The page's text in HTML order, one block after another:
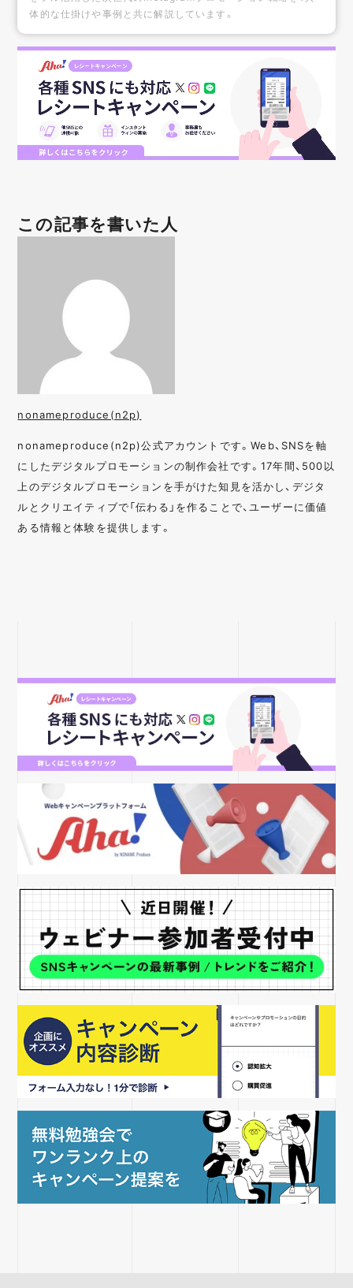
体的な仕掛けや事例と共に解説しています。
この記事を書いた人
nonameproduce(n2p)
nonameproduce(n2p)公式アカウントです。Web、SNSを軸
にしたデジタルプロモーションの制作会社です。17年間、500以
上のデジタルプロモーションを手がけた知見を活かし、デジタ
ルとクリエイティブで「伝わる」を作ることで、ユーザーに価値
ある情報と体験を提供します。